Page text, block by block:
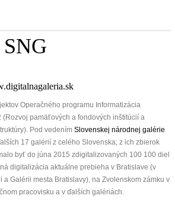
Operačného programu Informatizácia
pamäťových a fondových inštitúcií a
Pod vedením Slovenskej národnej galérie
17 galérií z celého Slovenska; z ich zbierok
byť do júna 2015 zdigitalizovaných 100 100 diel
digitalizácia aktuálne prebieha v Bratislave (v
Galérii mesta Bratislavy), na Zvolenskom zámku v
pracovisku a v ďalších galériách.